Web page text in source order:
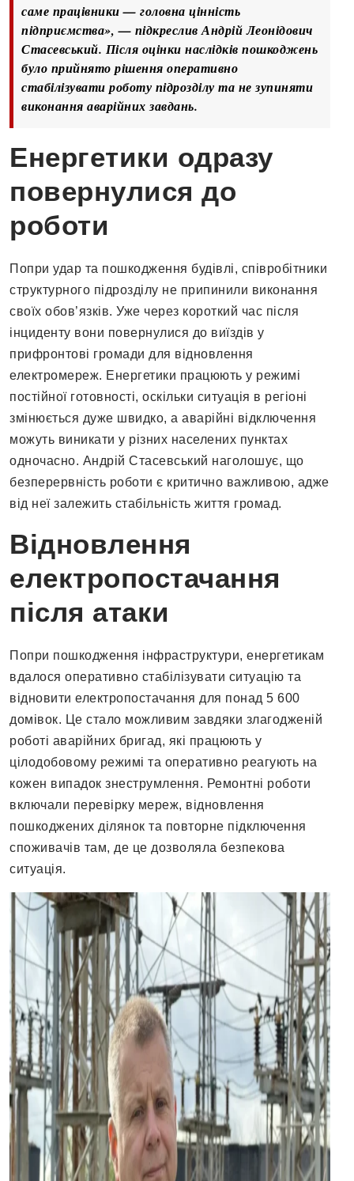
саме працівники — головна цінність
підприємства», — підкреслив Андрій Леонідович
Стасевський. Після оцінки наслідків пошкоджень
було прийнято рішення оперативно
стабілізувати роботу підрозділу та не зупиняти
виконання аварійних завдань.
Енергетики одразу
повернулися до
роботи
Попри удар та пошкодження будівлі, співробітники
структурного підрозділу не припинили виконання
своїх обов’язків. Уже через короткий час після
інциденту вони повернулися до виїздів у
прифронтові громади для відновлення
електромереж. Енергетики працюють у режимі
постійної готовності, оскільки ситуація в регіоні
змінюється дуже швидко, а аварійні відключення
можуть виникати у різних населених пунктах
одночасно. Андрій Стасевський наголошує, що
безперервність роботи є критично важливою, адже
від неї залежить стабільність життя громад.
Відновлення
електропостачання
після атаки
Попри пошкодження інфраструктури, енергетикам
вдалося оперативно стабілізувати ситуацію та
відновити електропостачання для понад 5 600
домівок. Це стало можливим завдяки злагодженій
роботі аварійних бригад, які працюють у
цілодобовому режимі та оперативно реагують на
кожен випадок знеструмлення. Ремонтні роботи
включали перевірку мереж, відновлення
пошкоджених ділянок та повторне підключення
споживачів там, де це дозволяла безпекова
ситуація.